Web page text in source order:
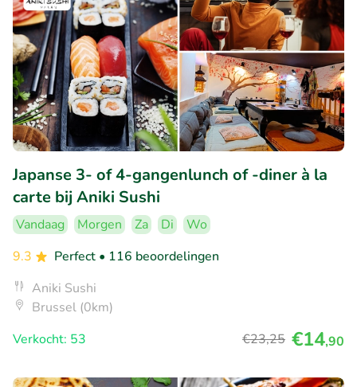
Japanse 3- of 4-gangenlunch of -diner à la
carte bij Aniki Sushi
Vandaag Morgen Za Di
Wo
9.3
Perfect • 116 beoordelingen
Aniki Sushi
Brussel (0km)
Verkocht: 53
€23,25 €14,90